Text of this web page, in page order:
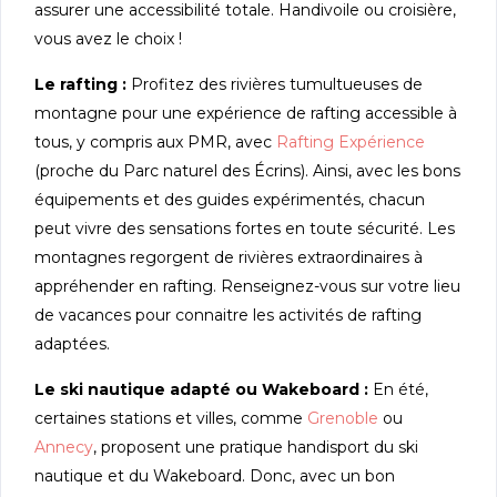
assurer une accessibilité totale. Handivoile ou croisière,
vous avez le choix !
Le rafting : Profitez des rivières tumultueuses de
montagne pour une expérience de rafting accessible à
tous, y compris aux PMR, avec Rafting Expérience
(proche du Parc naturel des Écrins). Ainsi, avec les bons
équipements et des guides expérimentés, chacun
peut vivre des sensations fortes en toute sécurité. Les
montagnes regorgent de rivières extraordinaires à
appréhender en rafting. Renseignez-vous sur votre lieu
de vacances pour connaitre les activités de rafting
adaptées.
Le ski nautique adapté ou Wakeboard : En été,
certaines stations et villes, comme Grenoble ou
Annecy, proposent une pratique handisport du ski
nautique et du Wakeboard. Donc, avec un bon